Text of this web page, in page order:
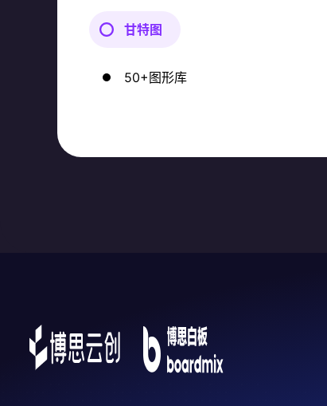
甘特图
50+图形库